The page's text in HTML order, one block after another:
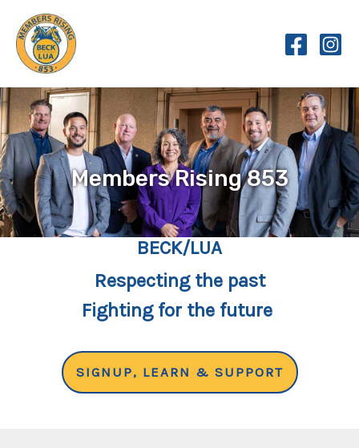
content
Members Rising 853
BECK/LUA
Respecting the past
Fighting for the future
SIGNUP, LEARN & SUPPORT